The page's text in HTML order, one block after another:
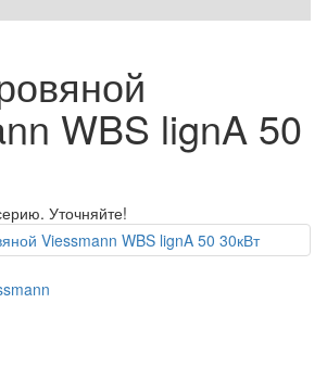
WBS lignA 50
Уточняйте!